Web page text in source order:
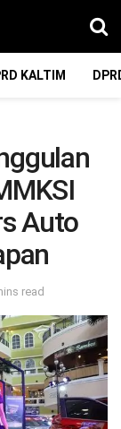
KALTIM
Auto
read